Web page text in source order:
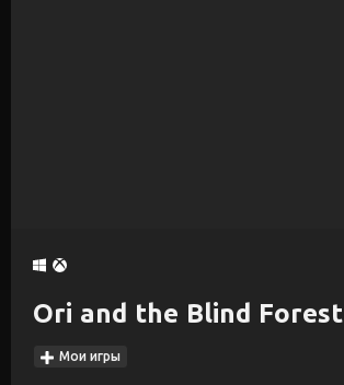
Ori and the Blind Forest
Мои игры